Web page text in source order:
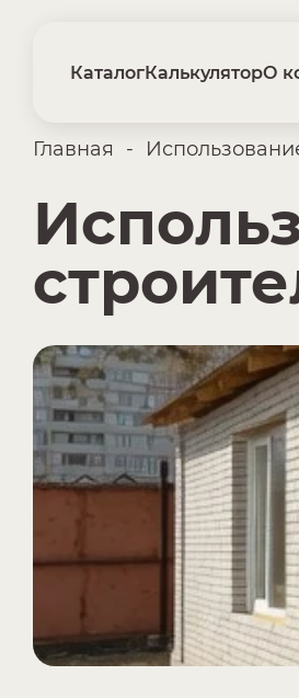
КаталогКалькуляторО
Главная -